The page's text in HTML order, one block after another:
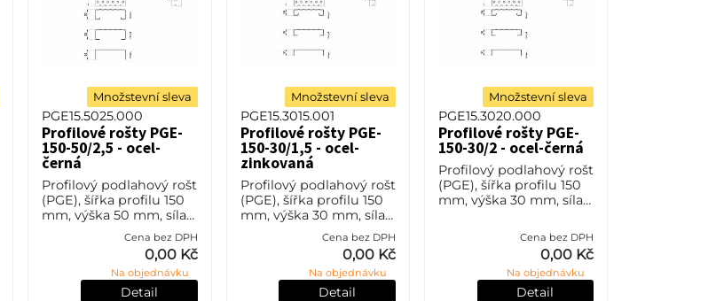
Množstevní sleva
PGE15.5025.000
Profilové rošty PGE-
150-50/2,5 - ocel-
černá
Profilový podlahový rošt
(PGE), šířka profilu 150
mm, výška 50 mm, síla
2,5 mm, ocel S235JR
(ST37.2 nebo také ČSN
11373) bez povrchové
Cena bez DPH
0,00 Kč
Na objednávku
Detail
Množstevní sleva
PGE15.3015.001
Profilové rošty PGE-
150-30/1,5 - ocel-
zinkovaná
Profilový podlahový rošt
(PGE), šířka profilu 150
mm, výška 30 mm, síla
1,5 mm, ocel S235JR
(ST37.2 nebo také ČSN
11373) v povrchové
úpravě žárovým zi
Cena bez DPH
0,00 Kč
Na objednávku
Detail
Množstevní sleva
PGE15.3020.000
Profilové rošty PGE-
150-30/2 - ocel-černá
Profilový podlahový rošt
(PGE), šířka profilu 150
mm, výška 30 mm, síla 2
nebo také ČSN 11373)
bez povrchové úpravy.
Cena bez DPH
0,00 Kč
Na objednávku
Detail